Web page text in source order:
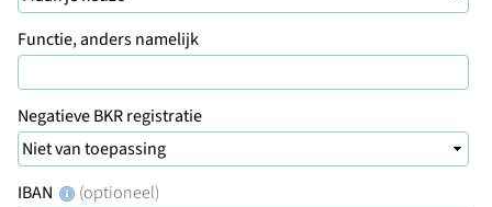
Functie, anders namelijk
Negatieve BKR registratie
IBAN (optioneel)